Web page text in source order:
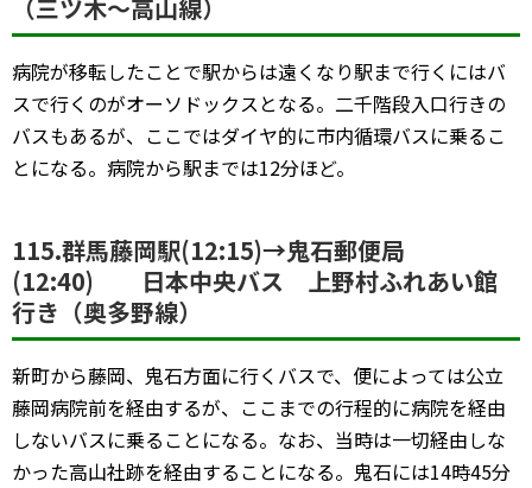
（三ツ木～高山線）
病院が移転したことで駅からは遠くなり駅まで行くにはバ
スで行くのがオーソドックスとなる。二千階段入口行きの
バスもあるが、ここではダイヤ的に市内循環バスに乗るこ
とになる。病院から駅までは12分ほど。
115.群馬藤岡駅(12:15)→鬼石郵便局
(12:40) 日本中央バス 上野村ふれあい館
行き（奥多野線）
新町から藤岡、鬼石方面に行くバスで、便によっては公立
藤岡病院前を経由するが、ここまでの行程的に病院を経由
しないバスに乗ることになる。なお、当時は一切経由しな
かった高山社跡を経由することになる。鬼石には14時45分